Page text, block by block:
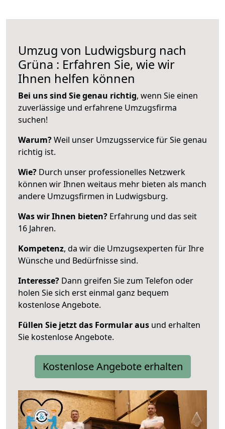
Umzug von Ludwigsburg nach
Grüna : Erfahren Sie, wie wir
Ihnen helfen können
Bei uns sind Sie genau richtig, wenn Sie einen
zuverlässige und erfahrene Umzugsfirma
suchen!
Warum?Weil unser Umzugsservice für Sie genau
richtig ist.
Wie? Durch unser professionelles Netzwerk
können wir Ihnen weitaus mehr bieten als manch
andere Umzugsfirmen in Ludwigsburg.
Was wir Ihnen bieten? Erfahrung und das seit
16 Jahren.
Kompetenz, da wir die Umzugsexperten für Ihre
Wünsche und Bedürfnisse sind.
Interesse? Dann greifen Sie zum Telefon oder
holen Sie sich erst einmal ganz bequem
kostenlose Angebote.
Füllen Sie jetzt das Formular aus und erhalten
Sie kostenlose Angebote.
Kostenlose Angebote erhalten